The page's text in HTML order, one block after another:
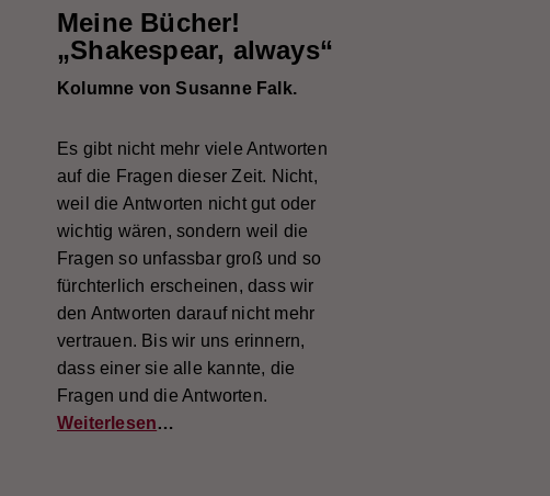
Meine Bücher!
„Shakespear, always“
Kolumne von Susanne Falk.
Es gibt nicht mehr viele Antworten
auf die Fragen dieser Zeit. Nicht,
weil die Antworten nicht gut oder
wichtig wären, sondern weil die
Fragen so unfassbar groß und so
fürchterlich erscheinen, dass wir
den Antworten darauf nicht mehr
vertrauen. Bis wir uns erinnern,
dass einer sie alle kannte, die
Fragen und die Antworten.
Weiterlesen…